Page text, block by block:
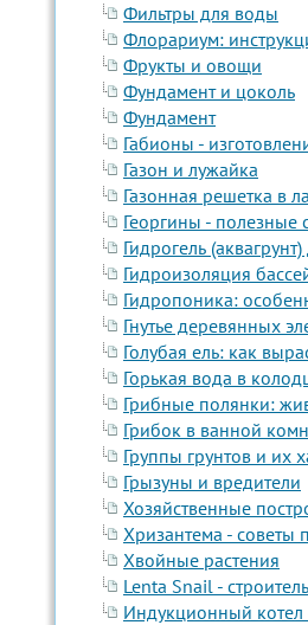
Фильтры для воды
Флорариум:
Фрукты и овощи
Фундамент и цоколь
Фундамент
Габионы -
Газон и лужайка
Газонная решетка в
Георгины -
Гидрогель
Гидроизоляция
Гидропоника:
Гнутье деревянных
Голубая ель: как
Горькая вода в
Грибные полянки:
Грибок в ванной
Группы грунтов и их
Грызуны и вредители
Хозяйственные
Хризантема - советы
Хвойные растения
Lenta Snail -
Индукционный котел